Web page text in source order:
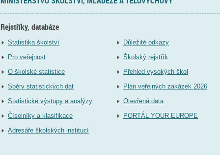
Rejstříky, databáze
Statistika školství
Pro veřejnost
O školské statistice
Sběry statistických dat
Statistické výstupy a analýzy
Číselníky a klasifikace
Adresáře školských institucí
Důležité odkazy
Školský rejstřík
Přehled vysokých škol
Plán veřejných zakázek 2026
Otevřená data
PORTÁL YOUR EUROPE